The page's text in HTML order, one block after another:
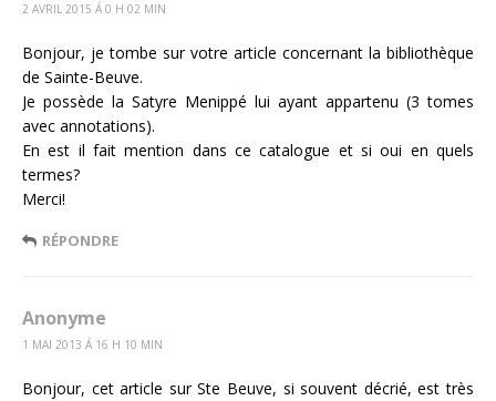
2 AVRIL 2015 Á 0 H 02 MIN
Bonjour, je tombe sur votre article concernant la bibliothèque
de Sainte-Beuve.
Je possède la Satyre Menippé lui ayant appartenu (3 tomes
avec annotations).
En est il fait mention dans ce catalogue et si oui en quels
termes?
Merci!
RÉPONDRE
Anonyme
1 MAI 2013 Á 16 H 10 MIN
Bonjour, cet article sur Ste Beuve, si souvent décrié, est très